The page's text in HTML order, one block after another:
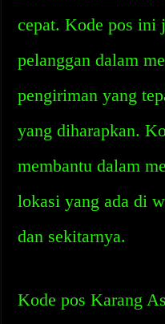
cepat. Kode pos ini
pelanggan dalam
pengiriman yang
yang diharapkan.
membantu dalam
lokasi yang ada di
dan sekitarnya.
Kode pos Karang